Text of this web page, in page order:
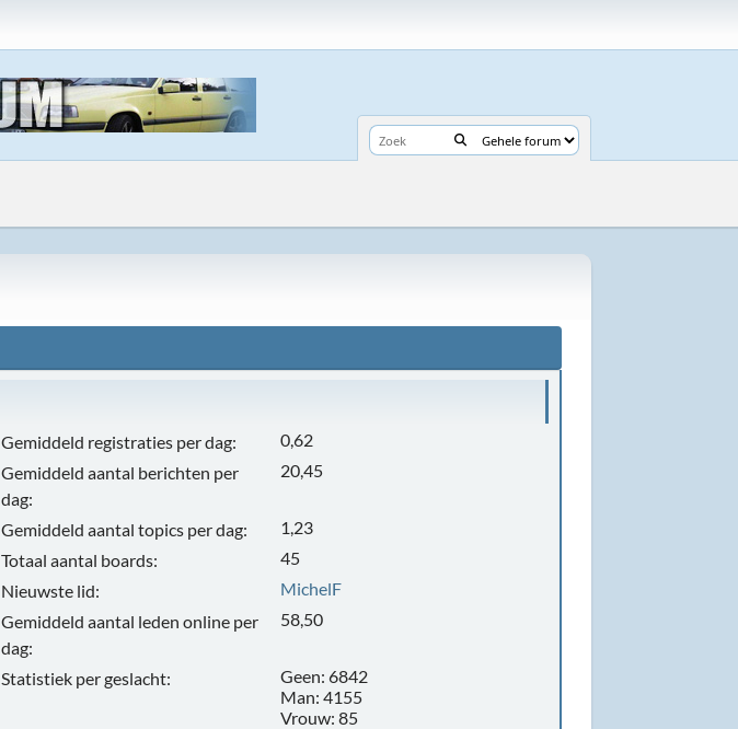
Gemiddeld registraties per dag:
0,62
Gemiddeld aantal berichten per
dag:
20,45
Gemiddeld aantal topics per dag:
1,23
Totaal aantal boards:
45
Nieuwste lid:
MichelF
Gemiddeld aantal leden online per
dag:
58,50
Statistiek per geslacht:
Geen: 6842
Man: 4155
Vrouw: 85